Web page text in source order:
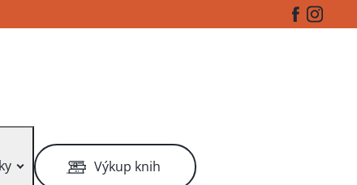
Facebook
Výkup knih